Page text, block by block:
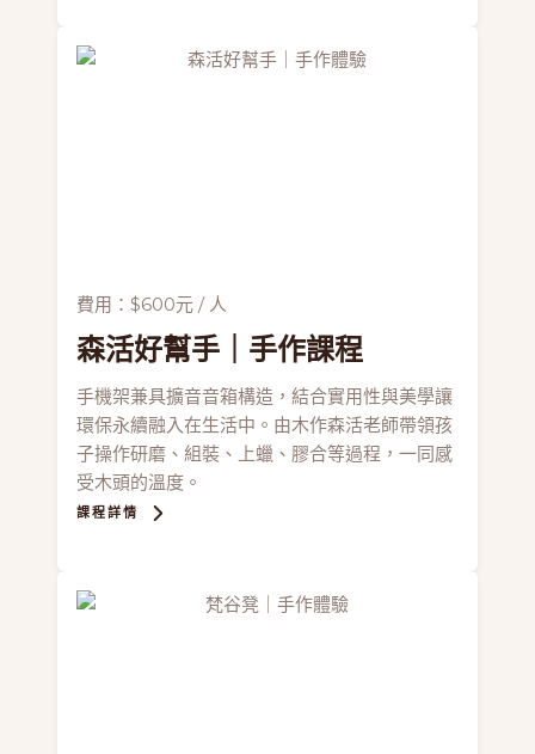
費用：$600元 / 人
森活好幫手 ｜手作課程
手機架兼具擴音音箱構造，結合實用性與美學讓
環保永續融入在生活中。由木作森活老師帶領孩
子操作研磨、組裝、上蠟、膠合等過程，一同感
受木頭的溫度。
課程詳情